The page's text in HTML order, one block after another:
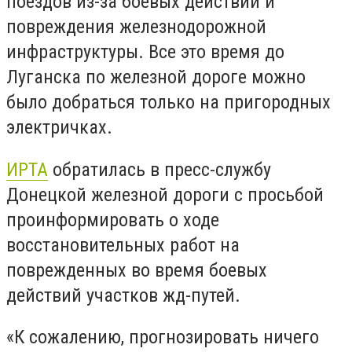
повреждения железнодорожной
инфраструктуры. Все это время до
Луганска по железной дороге можно
было добраться только на пригородных
электричках.
ИРТА обратилась в пресс-службу
Донецкой железной дороги с просьбой
проинформировать о ходе
восстановительных работ на
поврежденных во время боевых
действий участков жд-путей.
«К сожалению, прогнозировать ничего